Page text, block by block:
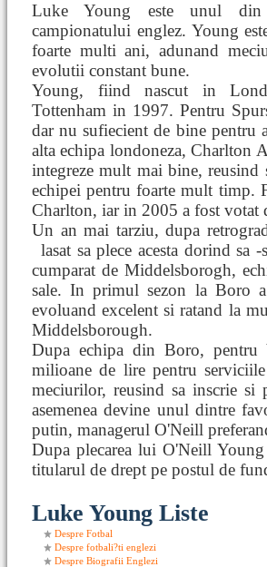
Luke Young este unul din
campionatului englez. Young
foarte multi ani, adunand
evolutii constant bune.
Young, fiind nascut in
Tottenham in 1997. Pentru
dar nu sufiecient de bine pentru
alta echipa londoneza, Charlton
integreze mult mai bine,
echipei pentru foarte mult timp.
Charlton, iar in 2005 a fost votat
Un an mai tarziu, dupa
lasat sa plece acesta dorind sa -
cumparat de Middelsborogh,
sale. In primul sezon la Boro
evoluand excelent si ratand la
Middelsborough.
Dupa echipa din Boro,
milioane de lire pentru
meciurilor, reusind sa inscrie
asemenea devine unul dintre
putin, managerul O'Neill
Dupa plecarea lui O'Neill
titularul de drept pe postul de
Luke Young Liste
Despre Fotbal
Despre fotbali?ti englezi
Despre Biografii Englezi